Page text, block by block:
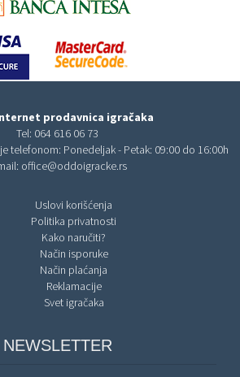
prodavnica igračaka
Tel: 064 616 06 73
telefonom: Ponedeljak - Petak: 09:00 do 16:00h
office@oddoigracke.rs
Uslovi korišćenja
Politika privatnosti
Kako naručiti?
Način isporuke
Način plaćanja
Reklamacije
Svet igračaka
NEWSLETTER